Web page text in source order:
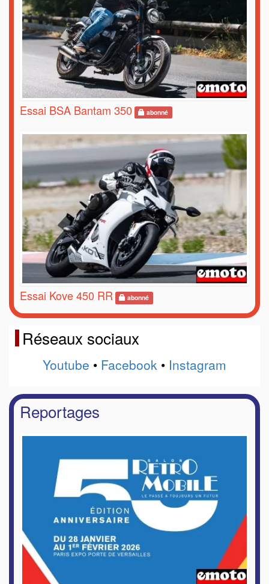
Essai BSA Bantam 350 abonné
Essai Kove 450 RR abonné
Réseaux sociaux
Youtube • Facebook • Instagram
Reportages